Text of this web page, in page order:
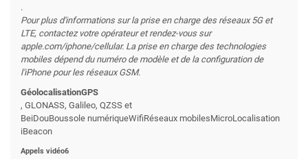
.
Pour plus d'informations sur la prise en charge des réseaux 5G et
LTE, contactez votre opérateur et rendez-vous sur
apple.com/iphone/cellular. La prise en charge des technologies
mobiles dépend du numéro de modèle et de la configuration de
l'iPhone pour les réseaux GSM.
GéolocalisationGPS
, GLONASS, Galileo, QZSS et
BeiDouBoussole numériqueWifiRéseaux mobilesMicroLocalisation
iBeacon
Appels vidéo6